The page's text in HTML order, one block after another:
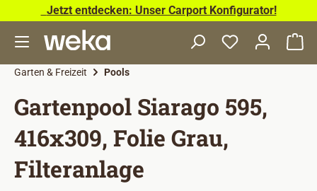
Zum Hauptinhalt springen
Jetzt entdecken: Unser Carport Konfigurator!
Garten & Freizeit Pools
Gartenpool Siarago 595,
416x309, Folie Grau,
Filteranlage